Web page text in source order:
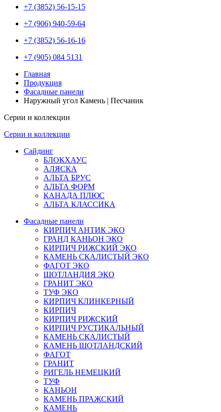
+7 (3852) 56-15-15
+7 (906) 940-59-64
+7 (3852) 56-16-16
+7 (905) 084 5131
Главная
Продукция
Фасадные панели
Наружный угол Камень | Песчаник
Серии и коллекции
Серии и коллекции
Сайдинг
БЛОКХАУС
АЛЯСКА
АЛЬТА БРУС
АЛЬТА ФОРМ
КАНАДА ПЛЮС
АЛЬТА КЛАССИКА
Фасадные панели
КИРПИЧ АНТИК ЭКО
ГРАНД КАНЬОН ЭКО
КИРПИЧ РИЖСКИЙ ЭКО
КАМЕНЬ СКАЛИСТЫЙ ЭКО
ФАГОТ ЭКО
ШОТЛАНДИЯ ЭКО
ГРАНИТ ЭКО
ТУФ ЭКО
КИРПИЧ КЛИНКЕРНЫЙ
КИРПИЧ
КИРПИЧ РИЖСКИЙ
КИРПИЧ РУСТИКАЛЬНЫЙ
КАМЕНЬ СКАЛИСТЫЙ
КАМЕНЬ ШОТЛАНДСКИЙ
ФАГОТ
ГРАНИТ
РИГЕЛЬ НЕМЕЦКИЙ
ТУФ
КАНЬОН
КАМЕНЬ ПРАЖСКИЙ
КАМЕНЬ